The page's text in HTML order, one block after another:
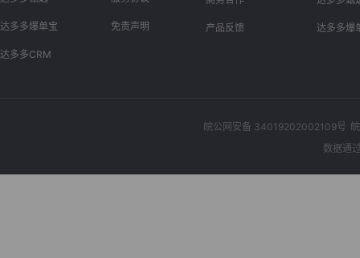
达多多爆单宝
达多多CRM
免责声明 产品反馈 达多多爆
皖公网安备 34019202002109号
数据通